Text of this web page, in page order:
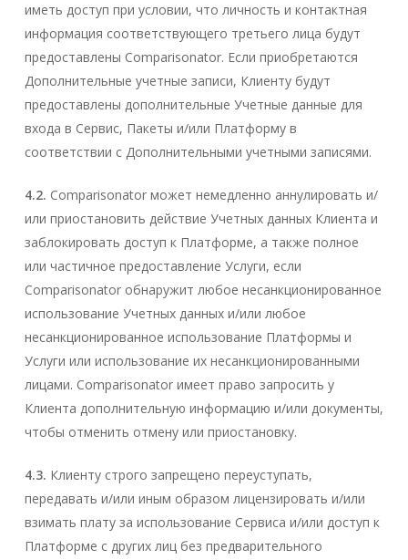
иметь доступ при условии, что личность и контактная
информация соответствующего третьего лица будут
предоставлены Comparisonator. Если приобретаются
Дополнительные учетные записи, Клиенту будут
предоставлены дополнительные Учетные данные для
входа в Сервис, Пакеты и/или Платформу в
соответствии с Дополнительными учетными записями.
4.2. Comparisonator может немедленно аннулировать и/
или приостановить действие Учетных данных Клиента и
заблокировать доступ к Платформе, а также полное
или частичное предоставление Услуги, если
Comparisonator обнаружит любое несанкционированное
использование Учетных данных и/или любое
несанкционированное использование Платформы и
Услуги или использование их несанкционированными
лицами. Comparisonator имеет право запросить у
Клиента дополнительную информацию и/или документы,
чтобы отменить отмену или приостановку.
4.3. Клиенту строго запрещено переуступать,
передавать и/или иным образом лицензировать и/или
взимать плату за использование Сервиса и/или доступ к
Платформе с других лиц без предварительного